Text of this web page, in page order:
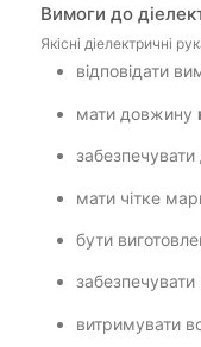
Вимоги до
Якісні діелектричні
відповідати
мати довжину
мати чітке
бути
витримувати